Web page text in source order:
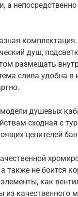
а
душ,
размещать
слива удобна в
душевых
сходная с
ценителей
также не боится
как
качественного